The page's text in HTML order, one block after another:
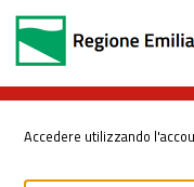
Accedere utilizzando